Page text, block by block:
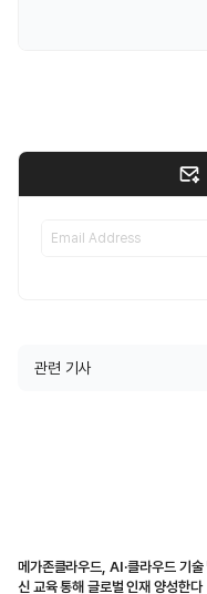
관련 기사
메가존클라우드, AI·클라우드 기술
신 교육 통해 글로벌 인재 양성한다